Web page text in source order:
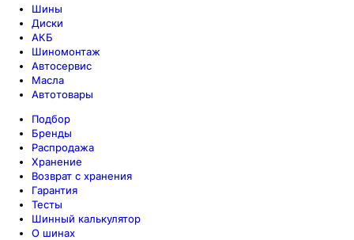
Шины
Диски
АКБ
Шиномонтаж
Автосервис
Масла
Автотовары
Подбор
Бренды
Распродажа
Хранение
Возврат с хранения
Гарантия
Тесты
Шинный калькулятор
О шинах